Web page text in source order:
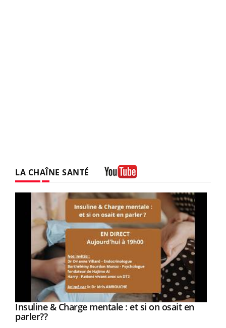
LA CHAÎNE SANTÉ
Youtube
Insuline & Charge mentale : et si on osait en
parler??Youtube